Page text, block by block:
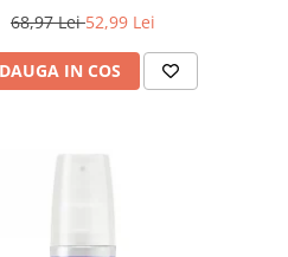
68,97 Lei52,99 Lei
IN COS